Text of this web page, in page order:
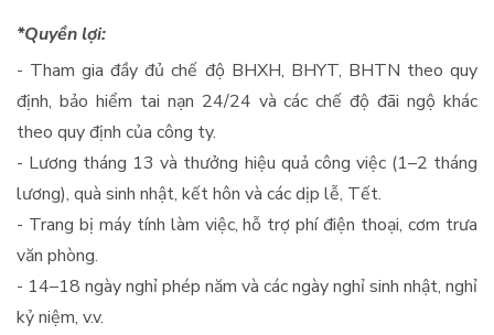
*Quyền lợi:
- Tham gia đầy đủ chế độ BHXH, BHYT, BHTN theo quy
định, bảo hiểm tai nạn 24/24 và các chế độ đãi ngộ khác
theo quy định của công ty.
- Lương tháng 13 và thưởng hiệu quả công việc (1–2 tháng
lương), quà sinh nhật, kết hôn và các dịp lễ, Tết.
- Trang bị máy tính làm việc, hỗ trợ phí điện thoại, cơm trưa
văn phòng.
- 14–18 ngày nghỉ phép năm và các ngày nghỉ sinh nhật, nghỉ
kỷ niệm, v.v.